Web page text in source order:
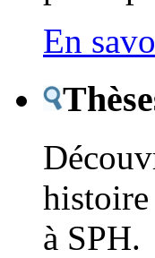
En
histoire
à SPH.